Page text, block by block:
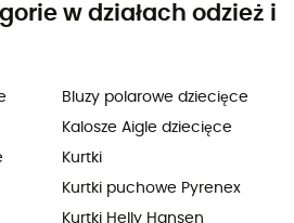
w działach odzież i
Bluzy polarowe dziecięce
Kalosze Aigle dziecięce
Kurtki
Kurtki puchowe Pyrenex
Kurtki Helly Hansen